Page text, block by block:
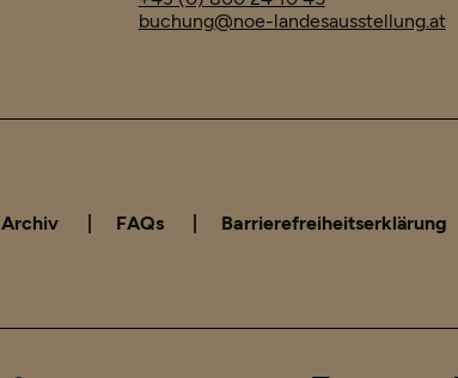
buchung@noe-landesausstellung.at
Archiv FAQs Barrierefreiheitserklärung